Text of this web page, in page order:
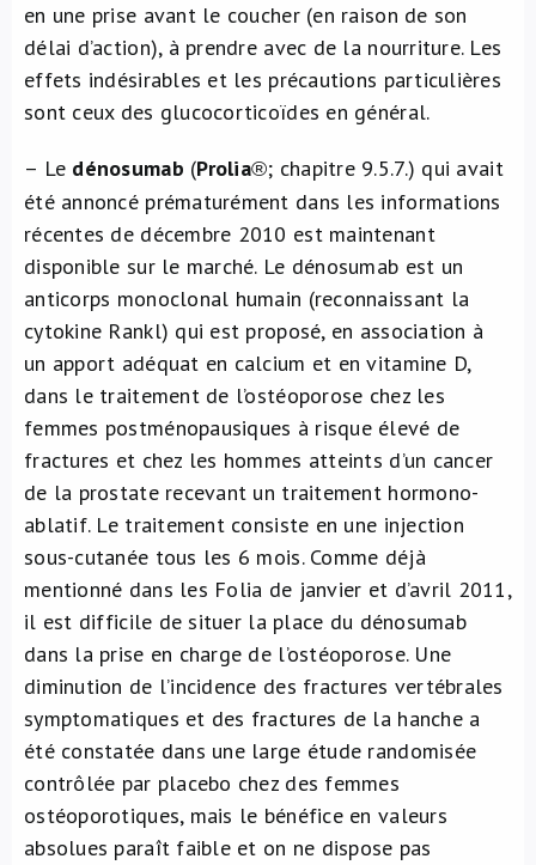
en une prise avant le coucher (en raison de son
délai d’action), à prendre avec de la nourriture. Les
effets indésirables et les précautions particulières
sont ceux des glucocorticoïdes en général.
– Le dénosumab (Prolia®; chapitre 9.5.7.) qui avait
été annoncé prématurément dans les informations
récentes de décembre 2010 est maintenant
disponible sur le marché. Le dénosumab est un
anticorps monoclonal humain (reconnaissant la
cytokine Rankl) qui est proposé, en association à
un apport adéquat en calcium et en vitamine D,
dans le traitement de l’ostéoporose chez les
femmes postménopausiques à risque élevé de
fractures et chez les hommes atteints d’un cancer
de la prostate recevant un traitement hormono-
ablatif. Le traitement consiste en une injection
sous-cutanée tous les 6 mois. Comme déjà
mentionné dans les Folia de janvier et d’avril 2011,
il est difficile de situer la place du dénosumab
dans la prise en charge de l’ostéoporose. Une
diminution de l’incidence des fractures vertébrales
symptomatiques et des fractures de la hanche a
été constatée dans une large étude randomisée
contrôlée par placebo chez des femmes
ostéoporotiques, mais le bénéfice en valeurs
absolues paraît faible et on ne dispose pas